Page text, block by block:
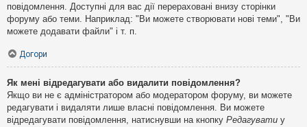
повідомлення. Доступні для вас дії перераховані внизу сторінки
форуму або теми. Наприклад: "Ви можете створювати нові теми", "Ви
можете додавати файли" і т. п.
Догори
Як мені відредагувати або видалити повідомлення?
Якщо ви не є адміністратором або модератором форуму, ви можете
редагувати і видаляти лише власні повідомлення. Ви можете
відредагувати повідомлення, натиснувши на кнопку Редагувати у